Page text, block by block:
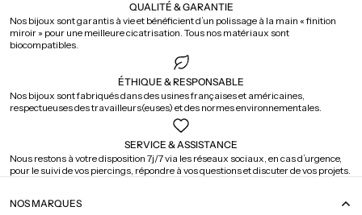
QUALITÉ & GARANTIE
Nos bijoux sont garantis à vie et bénéficient d’un polissage à la main « finition
miroir » pour une meilleure cicatrisation. Tous nos matériaux sont
biocompatibles.
ÉTHIQUE & RESPONSABLE
Nos bijoux sont fabriqués dans des usines françaises et américaines,
respectueuses des travailleurs(euses) et des normes environnementales.
SERVICE & ASSISTANCE
Nous restons à votre disposition 7j/7 via les réseaux sociaux, en cas d’urgence,
pour le suivi de vos piercings, répondre à vos questions et discuter de vos projets.
NOS MARQUES